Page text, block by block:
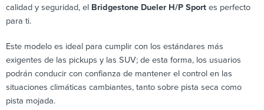
calidad y seguridad, el Bridgestone Dueler H/P Sport es perfecto
para ti.
Este modelo es ideal para cumplir con los estándares más
exigentes de las pickups y las SUV; de esta forma, los usuarios
podrán conducir con confianza de mantener el control en las
situaciones climáticas cambiantes, tanto sobre pista seca como
pista mojada.